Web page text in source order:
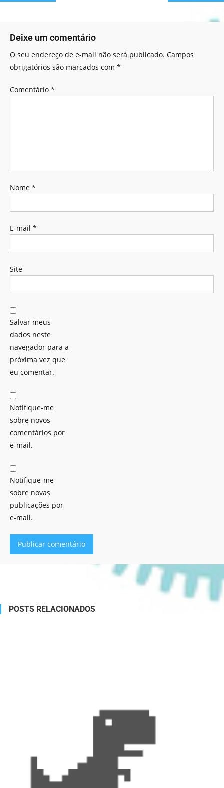
Deixe um comentário
O seu endereço de e-mail não será publicado. Campos
obrigatórios são marcados com *
Comentário *
Nome *
E-mail *
Site
Salvar meus
dados neste
navegador para a
próxima vez que
eu comentar.
Notifique-me
sobre novos
comentários por
e-mail.
Notifique-me
sobre novas
publicações por
e-mail.
POSTS RELACIONADOS